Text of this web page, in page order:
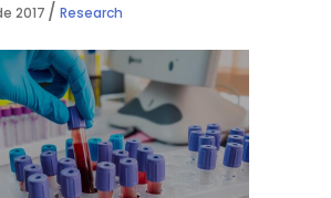
2017 Research